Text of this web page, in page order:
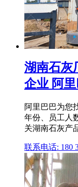
湖南石灰
企业 阿
阿里巴巴为您
年份、员工人
关湖南石灰产
联系电话: 180